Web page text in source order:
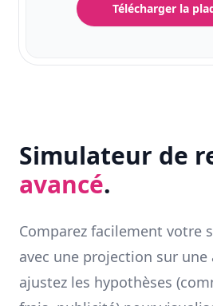
Télécharger la
Simulateur de
avancé.
Comparez facilement votre
avec une projection sur
ajustez les hypothèses